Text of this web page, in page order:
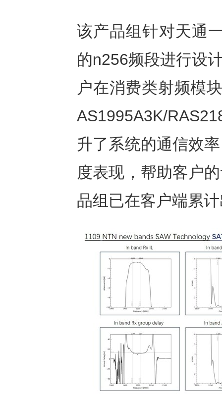
该产品组针对天通
的n256频段进行设
户在消费类射频模
AS1995A3K/
升了系统的通信效
度表现，帮助客户
品组已在客户端累